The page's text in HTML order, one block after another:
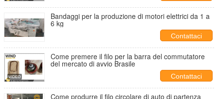
Bandaggi per la produzione di motori elettrici da 1 a
6 kg
Contattaci
Come premere il filo per la barra del commutatore
del mercato di avvio Brasile
Contattaci
Come produrre il filo circolare di auto di partenza